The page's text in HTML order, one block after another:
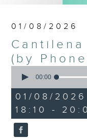
01/08/2026
(by
seconds
1
hour,
44
minutes,
59
seconds
00:00
01/08/
18:10 -